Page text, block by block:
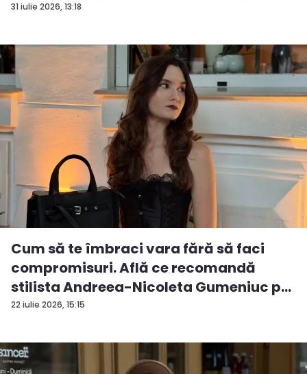
31 iulie 2026, 13:18
22 iulie 2026, 15:15
Cum să te îmbraci vara fără să faci
compromisuri. Află ce recomandă
stilista Andreea-Nicoleta Gumeniuc p...